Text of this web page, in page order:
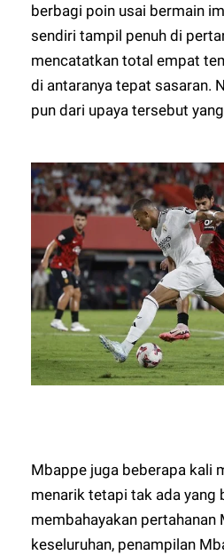
berbagi poin usai bermain
sendiri tampil penuh di
mencatatkan total empat
di antaranya tepat sasaran.
pun dari upaya tersebut
Mbappe juga beberapa kali
menarik tetapi tak ada yang
membahayakan pertahanan
keseluruhan, penampilan